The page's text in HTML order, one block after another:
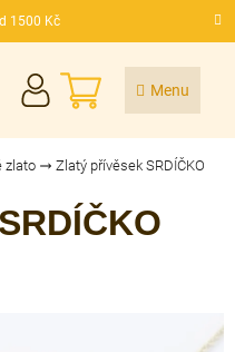
1500 Kč
NÁKUPNÍ
KOŠÍK
zlato Zlatý přívěsek SRDÍČKO